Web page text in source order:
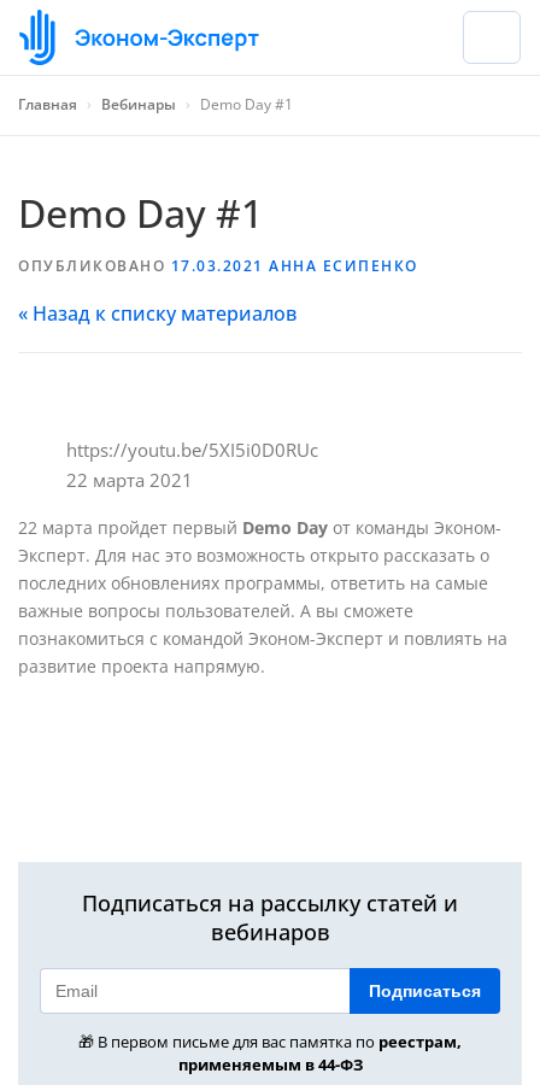
Главная › Вебинары › Demo Day #1
Demo Day #1
ОПУБЛИКОВАНО 17.03.2021 АННА ЕСИПЕНКО
« Назад к списку материалов
https://youtu.be/5XI5i0D0RUc
22 марта 2021
22 марта пройдет первый Demo Day от команды Эконом-
Эксперт. Для нас это возможность открыто рассказать о
последних обновлениях программы, ответить на самые
важные вопросы пользователей. А вы сможете
познакомиться с командой Эконом-Эксперт и повлиять на
развитие проекта напрямую.
Подписаться на рассылку статей и
вебинаров
Подписаться
🎁 В первом письме для вас памятка по реестрам,
применяемым в 44-ФЗ